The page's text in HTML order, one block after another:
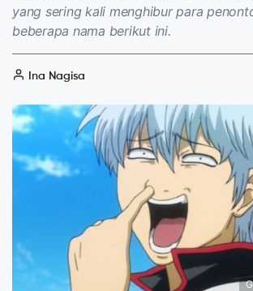
yang sering kali menghibur para
beberapa nama berikut ini.
Ina Nagisa